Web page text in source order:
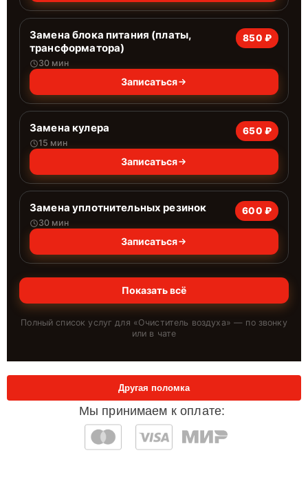
Замена блока питания (платы,
трансформатора)
30 мин
850 ₽
Записаться
Замена кулера
15 мин
650 ₽
Записаться
Замена уплотнительных резинок
30 мин
600 ₽
Записаться
Показать всё
Полный список услуг для «Очиститель воздуха» — по звонку
или в чате
Мы принимаем к оплате:
Другая поломка